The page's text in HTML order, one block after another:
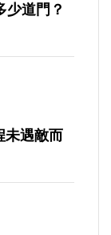
少道門？
未遇敵而